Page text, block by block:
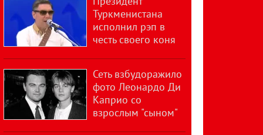
Туркменистана
исполнил рэп в
честь своего коня
Сеть взбудоражило
фото Леонардо Ди
Каприо со
взрослым "сыном"